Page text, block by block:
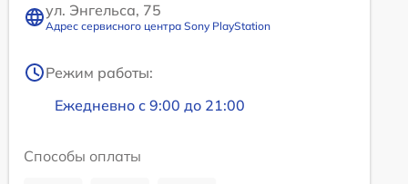
ул. Энгельса, 75
Адрес сервисного центра Sony PlayStation
Режим работы:
Ежедневно с 9:00 до 21:00
Способы оплаты